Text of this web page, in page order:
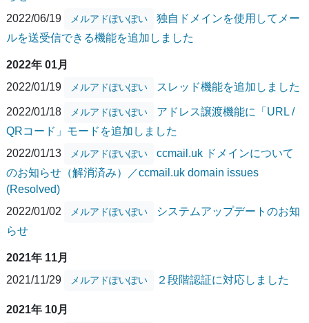
2022/06/19
メルアドぽいぽい
独自ドメインを使用してメー
ルを送受信できる機能を追加しました
2022年 01月
2022/01/19
メルアドぽいぽい スレッド機能を追加しました
2022/01/18 メルアドぽいぽい
アドレス譲渡機能に「URL /
QRコード」モードを追加しました
2022/01/13
メルアドぽいぽい
ccmail.uk ドメインについて
のお知らせ（解消済み）／ccmail.uk domain issues
(Resolved)
2022/01/02
メルアドぽいぽい
システムアップデートのお知
らせ
2021年 11月
2021/11/29
メルアドぽいぽい ２段階認証に対応しました
2021年 10月